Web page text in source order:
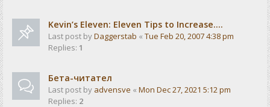
Kevin’s Eleven: Eleven Tips to Increase....
Last post byDaggerstab « Tue Feb 20, 2007 4:38 pm
Replies: 1
Бета-читател
Last post by advensve « Mon Dec 27, 2021 5:12 pm
Replies: 2